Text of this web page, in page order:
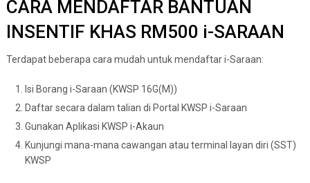
CARA MENDAFTAR BANTUAN
INSENTIF KHAS RM500 i-SARAAN
Terdapat beberapa cara mudah untuk mendaftar i-Saraan:
Isi Borang i-Saraan (KWSP 16G(M))
Daftar secara dalam talian di Portal KWSP i-Saraan
Gunakan Aplikasi KWSP i-Akaun
Kunjungi mana-mana cawangan atau terminal layan diri (SST)
KWSP